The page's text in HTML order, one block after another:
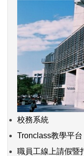
校務系統
Tronclass教學平台
職員工線上請假暨